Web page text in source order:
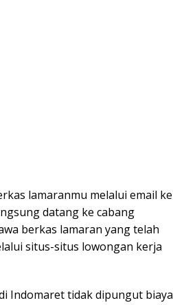
lamaranmu melalui email ke
datang ke cabang
berkas lamaran yang telah
situs-situs lowongan kerja
Indomaret tidak dipungut biaya